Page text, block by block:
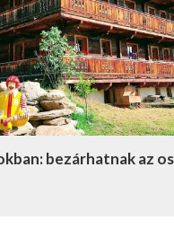
bezárhatnak az